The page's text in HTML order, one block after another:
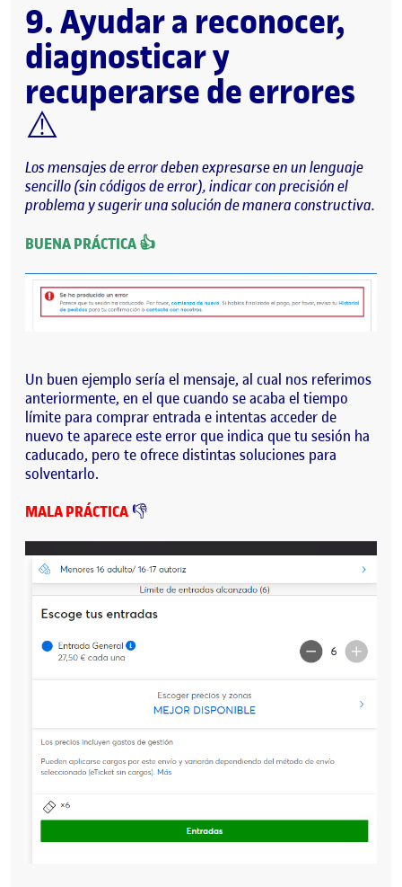
9. Ayudar a reconocer,
diagnosticar y
recuperarse de errores
⚠️
Los mensajes de error deben expresarse en un lenguaje
sencillo (sin códigos de error), indicar con precisión el
problema y sugerir una solución de manera constructiva.
BUENA PRÁCTICA 👍
Un buen ejemplo sería el mensaje, al cual nos referimos
anteriormente, en el que cuando se acaba el tiempo
límite para comprar entrada e intentas acceder de
nuevo te aparece este error que indica que tu sesión ha
caducado, pero te ofrece distintas soluciones para
solventarlo.
MALA PRÁCTICA 👎